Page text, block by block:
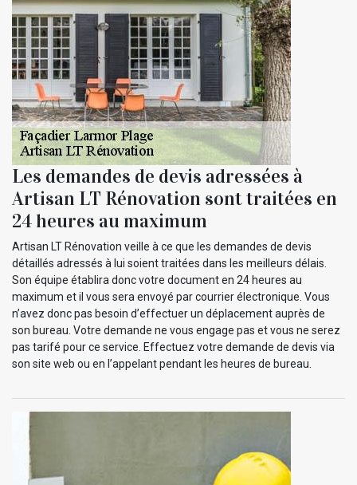
Les demandes de devis adressées à
Artisan LT Rénovation sont traitées en
24 heures au maximum
Artisan LT Rénovation veille à ce que les demandes de devis
détaillés adressés à lui soient traitées dans les meilleurs délais.
Son équipe établira donc votre document en 24 heures au
maximum et il vous sera envoyé par courrier électronique. Vous
n’avez donc pas besoin d’effectuer un déplacement auprès de
son bureau. Votre demande ne vous engage pas et vous ne serez
pas tarifé pour ce service. Effectuez votre demande de devis via
son site web ou en l’appelant pendant les heures de bureau.